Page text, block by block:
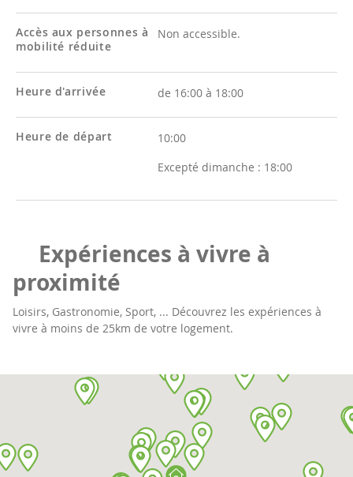
Accès aux personnes à
mobilité réduite
Non accessible.
Heure d'arrivée de 16:00 à 18:00
Heure de départ
10:00
Excepté dimanche : 18:00
Expériences à vivre à
proximité
Loisirs, Gastronomie, Sport, ... Découvrez les expériences à
vivre à moins de 25km de votre logement.